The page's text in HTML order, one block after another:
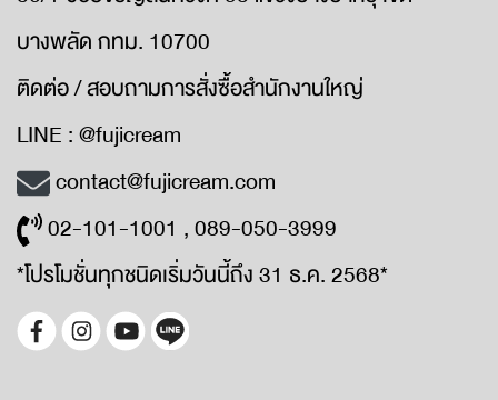
บางพลัด กทม. 10700
ติดต่อ / สอบถามการสั่งซื้อสำนักงานใหญ่
LINE : @fujicream
contact@fujicream.com
02-101-1001 , 089-050-3999
*โปรโมชั่นทุกชนิดเริ่มวันนี้ถึง 31 ธ.ค. 2568*